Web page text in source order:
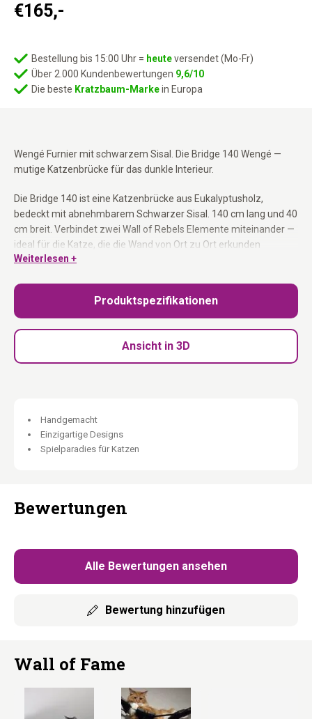
Wengé Furnier mit schwarzem Sisal. Die Bridge 140 Wengé —
mutige Katzenbrücke für das dunkle Interieur.
Die Bridge 140 ist eine Katzenbrücke aus Eukalyptusholz,
bedeckt mit abnehmbarem Schwarzer Sisal. 140 cm lang und 40
cm breit. Verbindet zwei Wall of Rebels Elemente miteinander —
ideal für die Katze, die die Wand von Ort zu Ort erkunden
möchte. Abnehmbare Sisalmatte für einfachen Austausch.
Katzenbrücke 140 × 40 cm:
Schwarzer Sisal abnehmbar:Einfach austauschbar bei
Verschleiß.
Befestigungsmaterial inklusive:Stabile Wandbefestigung.
Für alle Katzengrößen:Breit genug auch für große Rassen.
und Struktur sind natürlich und machen jedes Stück einzigartig.
Weiterlesen +
€165,-
Bestellung bis 15:00 Uhr = heuteversendet (Mo-Fr)
Über 2.000 Kundenbewertungen 9,6/10
Die beste Kratzbaum-Markein Europa
Produktspezifikationen
Ansicht in 3D
Handgemacht
Einzigartige Designs
Spielparadies für Katzen
Bewertungen
Alle Bewertungen ansehen
Bewertung hinzufügen
Wall of Fame